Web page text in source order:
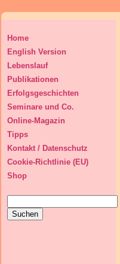
Home
English Version
Lebenslauf
Publikationen
Erfolgsgeschichten
Seminare und Co.
Online-Magazin
Tipps
Kontakt / Datenschutz
Cookie-Richtlinie (EU)
Shop
nach: